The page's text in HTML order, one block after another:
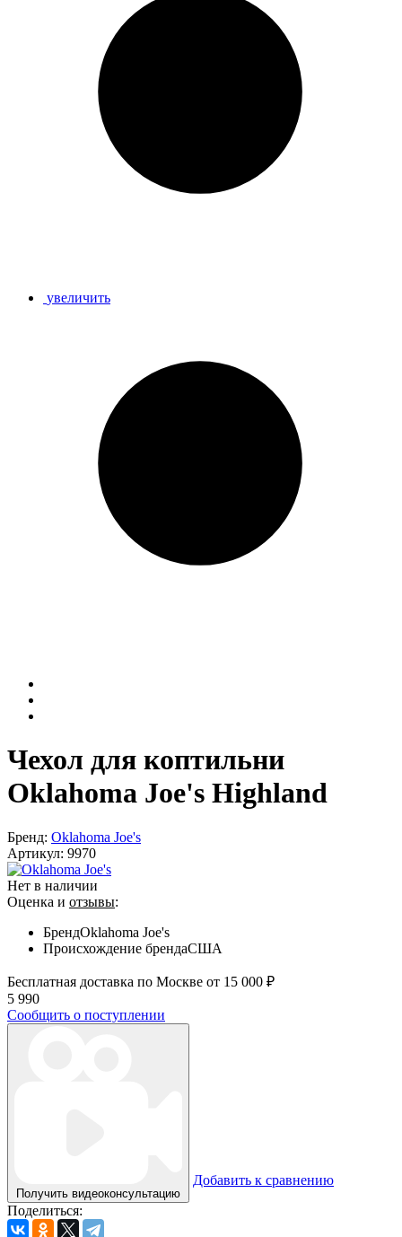
увеличить
Чехол для коптильни
Oklahoma Joe's Highland
Бренд: Oklahoma Joe's
Артикул: 9970
Нет в наличии
Оценка и отзывы:
БрендOklahoma Joe's
Происхождение брендаСША
Бесплатная доставка по Москве от 15 000 ₽
5 990
Сообщить о поступлении
Получить видеоконсультацию
Добавить к сравнению
Поделиться: